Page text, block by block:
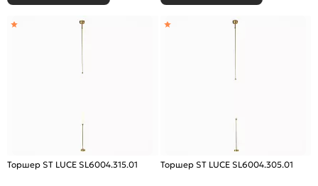
Торшер ST LUCE SL6004.315.01 Торшер ST LUCE SL6004.305.01